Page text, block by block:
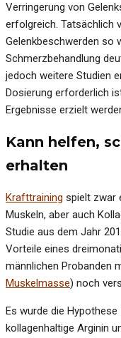
Verringerung von
erfolgreich. Tatsächlich
Gelenkbeschwerden so
Schmerzbehandlung
jedoch weitere Studien
Dosierung erforderlich
Ergebnisse erzielt
Kann helfen,
erhalten
Krafttraining spielt zwar
Muskeln, aber auch
Studie aus dem Jahr
Vorteile eines
männlichen Probanden
Muskelmasse) noch
Es wurde die
kollagenhaltige Arginin